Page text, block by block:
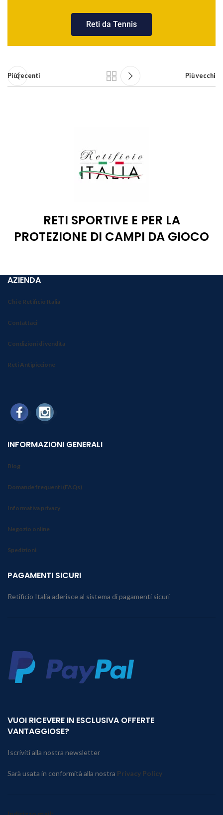
Reti da Tennis
Più recenti Più vecchi
RETI SPORTIVE E PER LA
PROTEZIONE DI CAMPI DA GIOCO
AZIENDA
Chi è Retificio Italia
Contattaci
Condizioni di vendita
Reti Antipiccione
INFORMAZIONI GENERALI
Blog
Domande frequenti (FAQs)
Informativa privacy
Negozio online
Spedizioni
PAGAMENTI SICURI
Retificio Italia aderisce al sistema di pagamenti sicuri
VUOI RICEVERE IN ESCLUSIVA OFFERTE
VANTAGGIOSE?
Iscriviti alla nostra newsletter
Sarà usata in conformità alla nostra Privacy Policy